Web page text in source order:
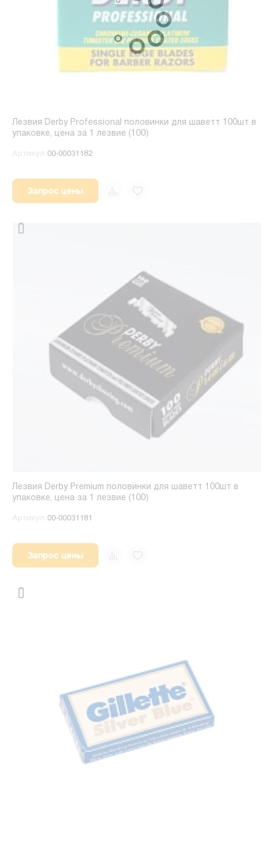
Лезвия Derby Professional половинки для шаветт 100шт в
упаковке, цена за 1 лезвие (100)
Артикул 00-00031182
Запрос цены
Лезвия Derby Premium половинки для шаветт 100шт в
упаковке, цена за 1 лезвие (100)
Артикул 00-00031181
Запрос цены